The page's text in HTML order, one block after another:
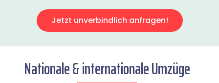
Jetzt unverbindlich anfragen!
Nationale & internationale Umzüge